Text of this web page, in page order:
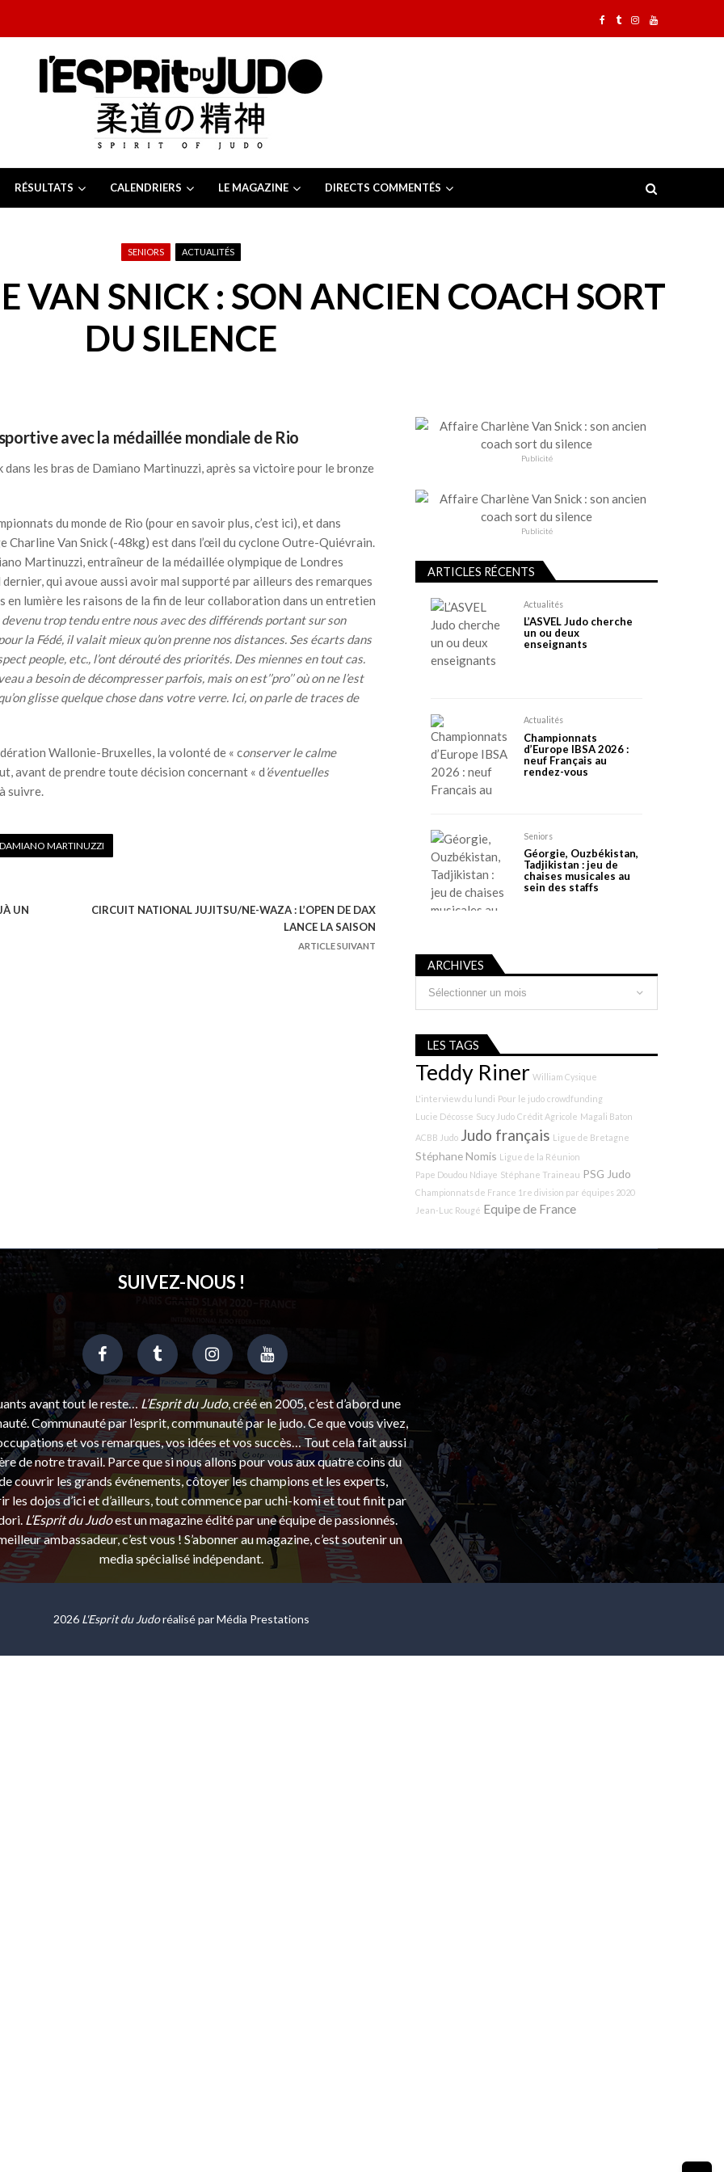
RÉSULTATS CALENDRIERS LE MAGAZINE DIRECTS COMMENTÉS
Tchèque 20266 juillet 2026
SENIORS ACTUALITÉS
VAN SNICK : SON ANCIEN COACH SORT
DU SILENCE
avec la médaillée mondiale de Rio
dans les bras de Damiano Martinuzzi, après sa victoire pour le bronze
du monde de Rio (pour en savoir plus, c’est ici), et dans
Van Snick (-48kg) est dans l’œil du cyclone Outre-Quiévrain.
Martinuzzi, entraîneur de la médaillée olympique de Londres
dernier, qui avoue aussi avoir mal supporté par ailleurs des remarques
en lumière les raisons de la fin de leur collaboration dans un entretien
devenu trop tendu entre nous avec des différends portant sur son
la Fédé, il valait mieux qu’on prenne nos distances. Ses écarts dans
people, etc., l’ont dérouté des priorités. Des miennes en tout cas.
a besoin de décompresser parfois, mais on est’’pro’’ où on ne l’est
glisse quelque chose dans votre verre. Ici, on parle de traces de
Wallonie-Bruxelles, la volonté de « conserver le calme
avant de prendre toute décision concernant « d ’éventuelles
suivre.
DAMIANO MARTINUZZI
UN
CIRCUIT NATIONAL JUJITSU/NE-WAZA : L’OPEN DE DAX
LANCE LA SAISON
ARTICLE SUIVANT
Publicité
Publicité
ARTICLES RÉCENTS
Actualités
L’ASVEL Judo cherche
un ou deux
enseignants
Actualités
Championnats
d’Europe IBSA 2026 :
neuf Français au
rendez-vous
Seniors
Géorgie, Ouzbékistan,
Tadjikistan : jeu de
chaises musicales au
sein des staffs
ARCHIVES
LES TAGS
Teddy Riner William Cysique
L'interview du lundi Pour le judo crowdfunding
Lucie Décosse Sucy Judo Crédit Agricole Magali Baton
ACBB Judo Judo français Ligue de Bretagne
Stéphane Nomis Ligue de la Réunion
Pape Doudou Ndiaye Stéphane Traineau PSG Judo
Championnats de France 1re division par équipes 2020
Jean-Luc Rougé Equipe de France
SUIVEZ-NOUS !
avant tout le reste… L’Esprit du Judo, créé en 2005, c’est d’abord une
Communauté par l’esprit, communauté par le judo. Ce que vous vivez,
et vos remarques, vos idées et vos succès… Tout cela fait aussi
de notre travail. Parce que si nous allons pour vous aux quatre coins du
couvrir les grands événements, côtoyer les champions et les experts,
les dojos d’ici et d’ailleurs, tout commence par uchi-komi et tout finit par
L’Esprit du Judoest un magazine édité par une équipe de passionnés.
ambassadeur, c’est vous ! S’abonner au magazine, c’est soutenir un
media spécialisé indépendant.
2026 L'Esprit du Judoréalisé parMédia Prestations